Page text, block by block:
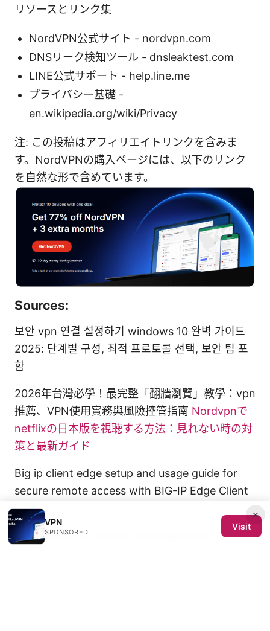
リソースとリンク集
NordVPN公式サイト - nordvpn.com
DNSリーク検知ツール - dnsleaktest.com
LINE公式サポート - help.line.me
プライバシー基礎 -
en.wikipedia.org/wiki/Privacy
注: この投稿はアフィリエイトリンクを含みま
す。NordVPNの購入ページには、以下のリンク
を自然な形で含めています。
Sources:
보안 vpn 연결 설정하기 windows 10 완벽 가이드
2025: 단계별 구성, 최적 프로토콜 선택, 보안 팁 포
함
2026年台灣必學！最完整「翻牆瀏覽」教學：vpn
推薦、VPN使用實務與風險控管指南 Nordvpnで
netflixの日本版を視聴する方法：見れない時の対
策と最新ガイド
Big ip client edge setup and usage guide for
secure remote access with BIG-IP Edge Client
VPN
Edgerouter vpn server setup guide for secure
×
VPN
SPONSORED
Visit